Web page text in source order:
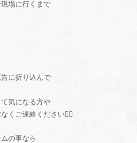
場に行くまで
に折り込んで
気になる方や
くご連絡ください🙇‍♂️
の事なら